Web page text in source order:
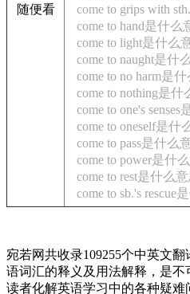
随便看
come to grips with
come to hand是什么
come to light是什么
come to naught是什
come to no harm是
come to nothing是什
come to one's senses
come to oneself是什
come to pass是什么
come to power是什
come to rest是什么
come to sb.'s rescue
宛若网共收录109255个中英文
语词汇的释义及用法解释，是
读者化解英语学习中的各种疑难